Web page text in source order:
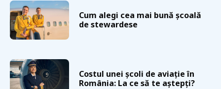
Cum alegi cea mai bună școală
de stewardese
Costul unei școli de aviație în
România: La ce să te aștepți?